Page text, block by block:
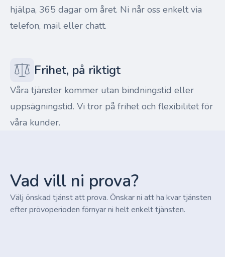
hjälpa, 365 dagar om året. Ni når oss enkelt via
telefon, mail eller chatt.
Frihet, på riktigt
Våra tjänster kommer utan bindningstid eller
uppsägningstid. Vi tror på frihet och flexibilitet för
våra kunder.
Vad vill ni prova?
Välj önskad tjänst att prova. Önskar ni att ha kvar tjänsten
efter prövoperioden förnyar ni helt enkelt tjänsten.